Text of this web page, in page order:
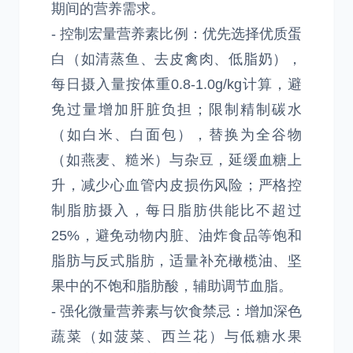
期间的营养需求。
- 控制宏量营养素比例：优先选择优质蛋
白（如清蒸鱼、去皮禽肉、低脂奶），
每日摄入量按体重0.8-1.0g/kg计算，避
免过量增加肝脏负担；限制精制碳水
（如白米、白面包），替换为全谷物
（如燕麦、糙米）与杂豆，延缓血糖上
升，减少心血管内皮损伤风险；严格控
制脂肪摄入，每日脂肪供能比不超过
25%，避免动物内脏、油炸食品等饱和
脂肪与反式脂肪，适量补充橄榄油、坚
果中的不饱和脂肪酸，辅助调节血脂。
- 强化微量营养素与饮食禁忌：增加深色
蔬菜（如菠菜、西兰花）与低糖水果